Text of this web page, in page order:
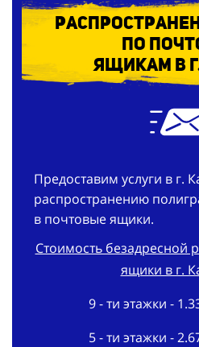
по
ящикам в
Предоставим услуги в г.
распространению
в почтовые ящики.
Стоимость безадресной
ящики в г.
9 - ти этажки -
5 - ти этажки -